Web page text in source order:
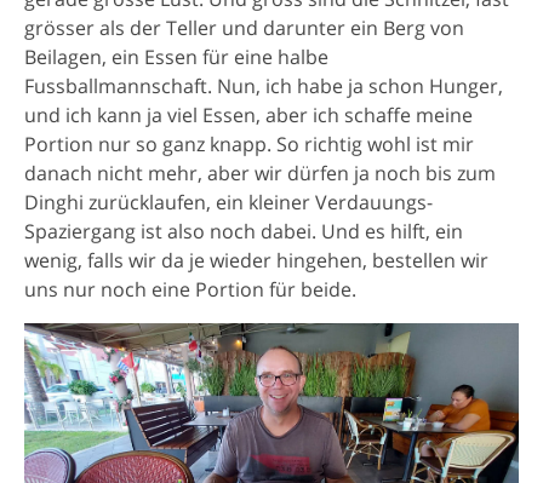
grösser als der Teller und darunter ein Berg von
Beilagen, ein Essen für eine halbe
Fussballmannschaft. Nun, ich habe ja schon Hunger,
und ich kann ja viel Essen, aber ich schaffe meine
Portion nur so ganz knapp. So richtig wohl ist mir
danach nicht mehr, aber wir dürfen ja noch bis zum
Dinghi zurücklaufen, ein kleiner Verdauungs-
Spaziergang ist also noch dabei. Und es hilft, ein
wenig, falls wir da je wieder hingehen, bestellen wir
uns nur noch eine Portion für beide.